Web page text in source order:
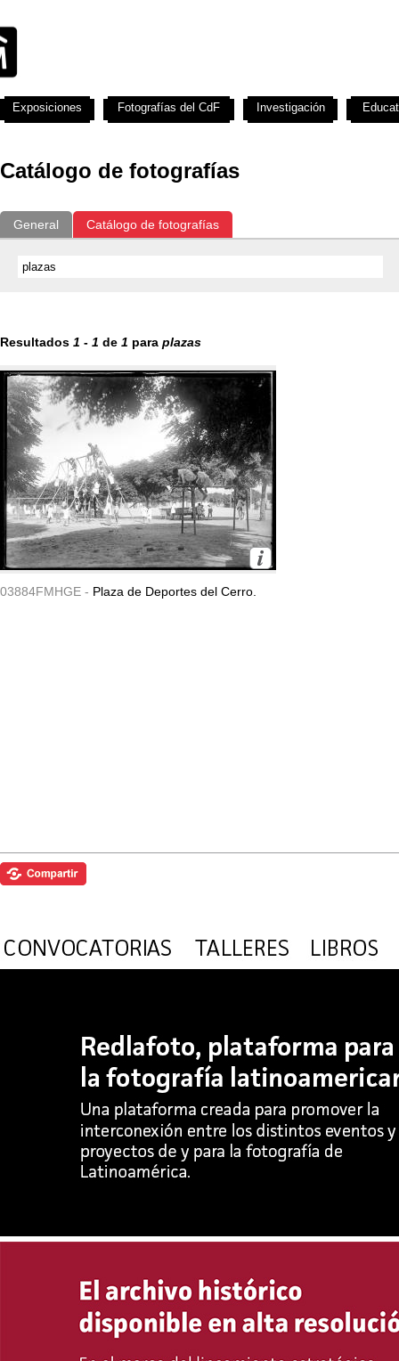
Catálogo de fotografías
General Catálogo de fotografías
Resultados 1 - 1 de 1 para plazas
03884FMHGE - Plaza de Deportes del Cerro.
Exposiciones Fotografías del CdF Investigación